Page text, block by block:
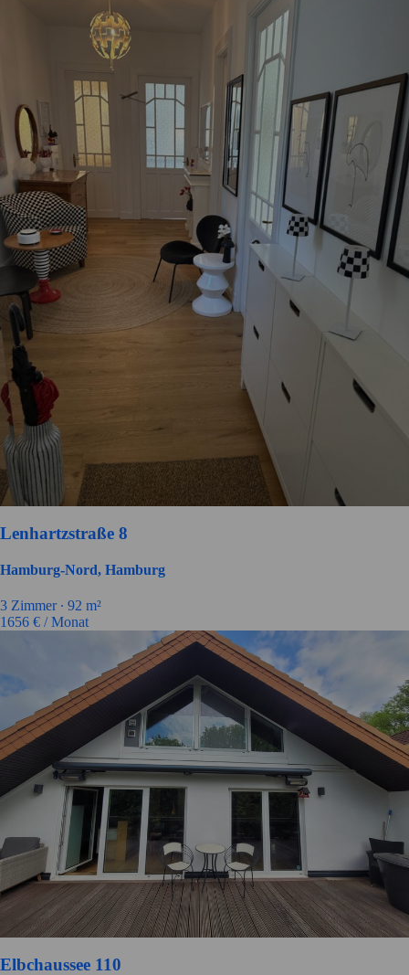
Lenhartzstraße 8
Hamburg-Nord, Hamburg
3 Zimmer ∙ 92 m²
1656 € / Monat
Elbchaussee 110